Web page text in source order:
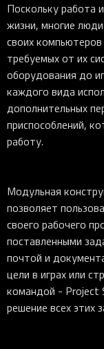
Поскольку работа
жизни, многие
своих
требуемых от их
оборудования до
каждого вида
дополнительных
приспособлений,
работу.
Модульная
позволяет
своего рабочего
поставленными
почтой и
цели в играх или
командой - Project
решение всех этих